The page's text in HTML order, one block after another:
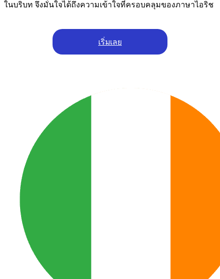
ในบริบท จึงมั่นใจได้ถึงความเข้าใจที่ครอบคลุมของภาษาไอริช
เริ่มเลย